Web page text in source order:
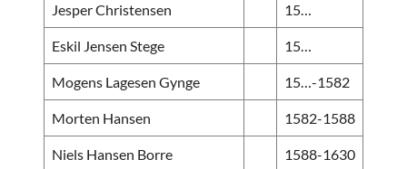
Jesper Christensen 15…
Eskil Jensen Stege 15…
Mogens Lagesen Gynge 15…-1582
Morten Hansen 1582-1588
Niels Hansen Borre 1588-1630